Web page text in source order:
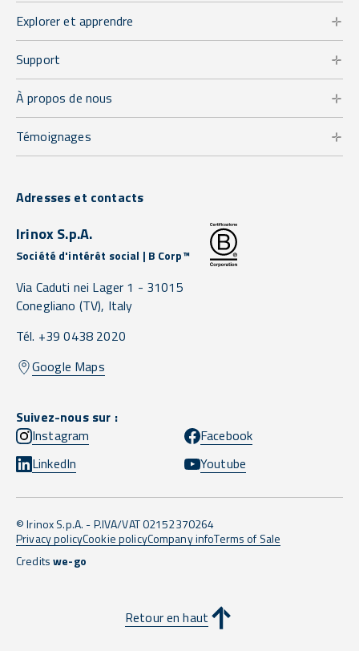
Explorer et apprendre
Support
À propos de nous
Témoignages
Adresses et contacts
Irinox S.p.A.
Société d'intérêt social | B Corp™
Via Caduti nei Lager 1 - 31015
Conegliano (TV), Italy
Tél. +39 0438 2020
Google Maps
Suivez-nous sur :
Instagram
Facebook
LinkedIn
Youtube
© Irinox S.p.A. - P.IVA/VAT 02152370264
Privacy policyCookie policyCompany infoTerms of Sale
Creditswe-go
Retour en haut